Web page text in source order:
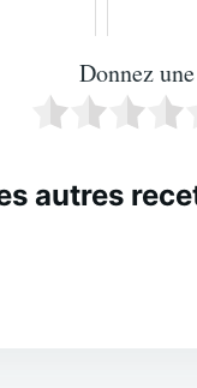
Donnez
autres